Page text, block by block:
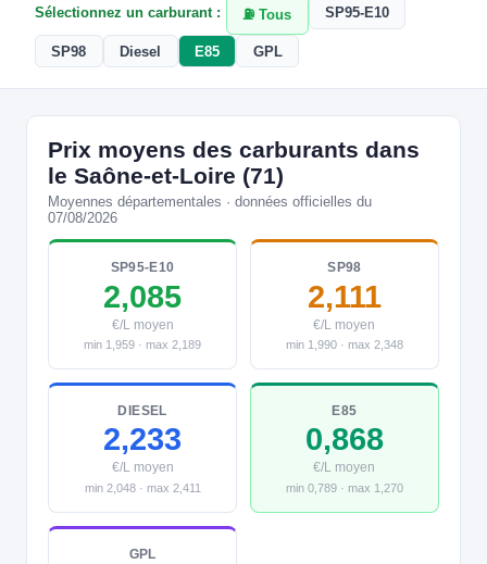
Sélectionnez un carburant : ⛽ Tous SP95-E10
SP98 Diesel E85 GPL
Prix moyens des carburants dans
le Saône-et-Loire (71)
Moyennes départementales · données officielles du
07/08/2026
SP95-E10
2,085
€/L moyen
min 1,959 · max 2,189
SP98
2,111
€/L moyen
min 1,990 · max 2,348
DIESEL
2,233
€/L moyen
min 2,048 · max 2,411
E85
0,868
€/L moyen
min 0,789 · max 1,270
GPL